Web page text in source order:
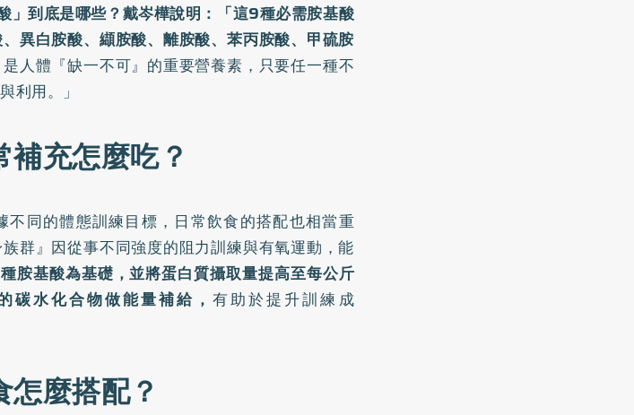
」到底是哪些？戴岑樺說明：「這9種必需胺基酸
異白胺酸、纈胺酸、離胺酸、苯丙胺酸、甲硫胺
是人體『缺一不可』的重要營養素，只要任一種不
利用。」
補充怎麼吃？
不同的體態訓練目標，日常飲食的搭配也相當重
群』因從事不同強度的阻力訓練與有氧運動，能
胺基酸為基礎，並將蛋白質攝取量提高至每公斤
碳水化合物做能量補給，有助於提升訓練成
怎麼搭配？